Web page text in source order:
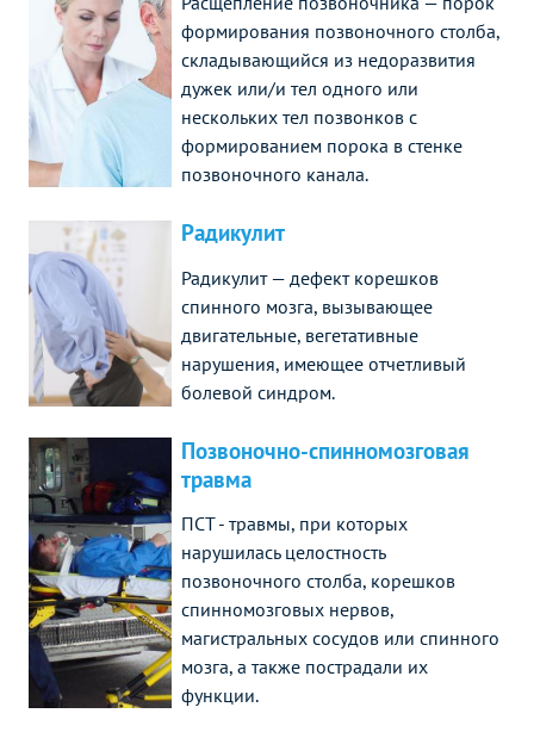
формирования позвоночного столба,
складывающийся из недоразвития
дужек или/и тел одного или
нескольких тел позвонков с
формированием порока в стенке
позвоночного канала.
Радикулит
Радикулит — дефект корешков
спинного мозга, вызывающее
двигательные, вегетативные
нарушения, имеющее отчетливый
болевой синдром.
Позвоночно-спинномозговая
травма
ПСТ - травмы, при которых
нарушилась целостность
позвоночного столба, корешков
спинномозговых нервов,
магистральных сосудов или спинного
мозга, а также пострадали их
функции.